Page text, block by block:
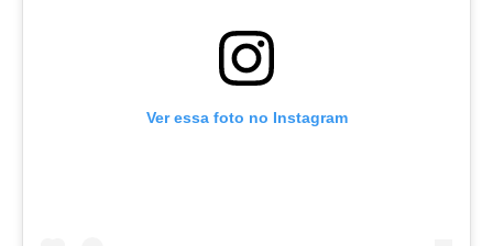
Ver essa foto no Instagram